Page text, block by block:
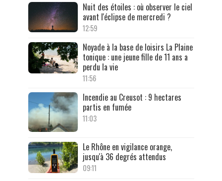
Nuit des étoiles : où observer le ciel
avant l'éclipse de mercredi ?
12:59
Noyade à la base de loisirs La Plaine
tonique : une jeune fille de 11 ans a
perdu la vie
11:56
Incendie au Creusot : 9 hectares
partis en fumée
11:03
Le Rhône en vigilance orange,
jusqu'à 36 degrés attendus
09:11